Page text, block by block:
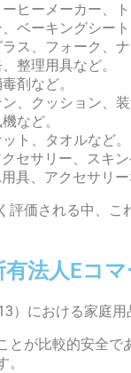
ヒーメーカー、
ベーキングシート
ス、フォーク、
整理用具など。
剤など。
、クッション、
など。
ト、タオルなど。
セサリー、スキン
具、アクセサリー
価される中、
法人Eコ
における家庭
が比較的安全